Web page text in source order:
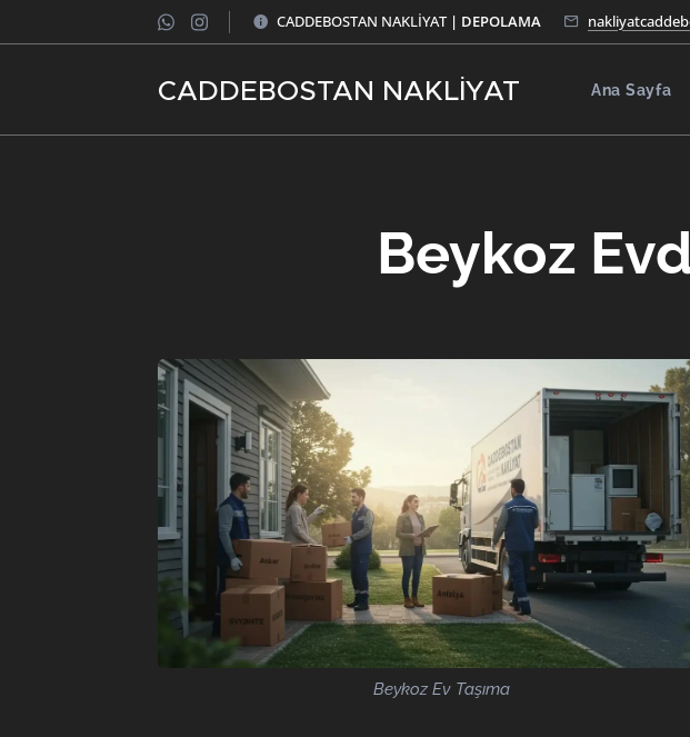
CADDEBOSTAN NAKLİYAT | DEPOLAMA
CADDEBOSTAN NAKLİYAT Ana Sayfa
Beykoz
Beykoz Ev Taşıma